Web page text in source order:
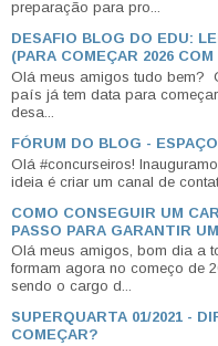
preparação para pro...
DESAFIO BLOG DO EDU:
(PARA COMEÇAR 2026
Olá meus amigos tudo bem?
país já tem data para
desa...
FÓRUM DO BLOG -
Olá #concurseiros!
ideia é criar um canal de
COMO CONSEGUIR UM
PASSO PARA GARANTIR
Olá meus amigos, bom dia a
formam agora no começo de
sendo o cargo d...
SUPERQUARTA 01/2021 -
COMEÇAR?